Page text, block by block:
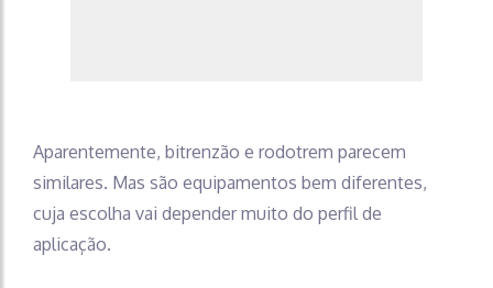
Aparentemente, bitrenzão e rodotrem parecem
similares. Mas são equipamentos bem diferentes,
cuja escolha vai depender muito do perfil de
aplicação.